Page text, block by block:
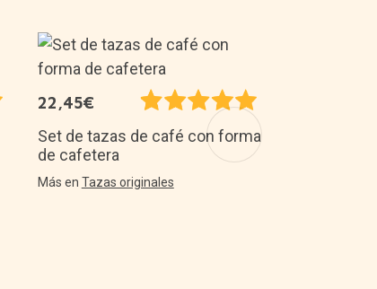
22,45€
Set de tazas de café con forma
de cafetera
Más en Tazas originales